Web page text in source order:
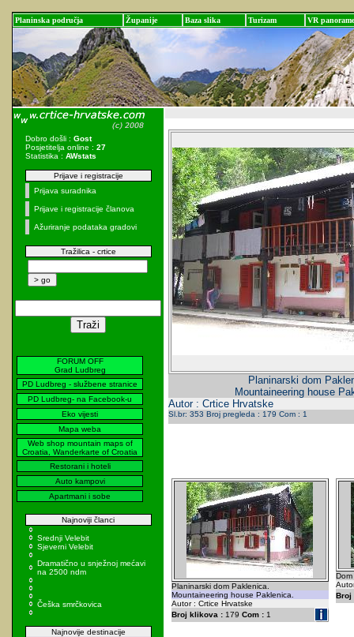
Planinska područja Županije Baza slika Turizam VR panorame
Dobro došli : Gost
Posjetitelja online : 27
Statistika : AWstats
Prijave i registracije
Prijava suradnika
Prijave i registracije članova
Ažuriranje podataka gradovi
Tražilica - crtice
FORUM OFF
Grad Ludbreg
PD Ludbreg - službene stranice
PD Ludbreg- na Facebook-u
Eko vijesti
Mapa weba
Web shop mountain maps of
Croatia, Wanderkarte of Croatia
Restorani i hoteli
Auto kampovi
Apartmani i sobe
Najnoviji članci
Srednji Velebit
Sjeverni Velebit
Dramatično u snježnoj mećavi
na 2500 ndm
Češka smrčkovica
Najnovije destinacije
Planinarski dom
Mountaineering house
Autor : Crtice Hrvatske
Sl.br: 353 Broj pregleda : 179 Com : 1
Planinarski dom Paklenica.
Mountaineering house Paklenica.
Autor : Crtice Hrvatske
Broj klikova :179 Com :1
Broj